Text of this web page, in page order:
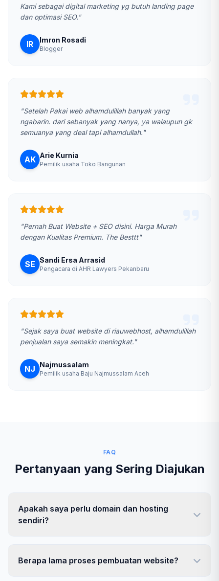
Kami sebagai digital marketing yg butuh landing page
dan optimasi SEO."
IR Imron Rosadi
Blogger
"Setelah Pakai web alhamdulillah banyak yang
ngabarin. dari sebanyak yang nanya, ya walaupun gk
semuanya yang deal tapi alhamdullah."
AK Arie Kurnia
Pemilik usaha Toko Bangunan
"Pernah Buat Website + SEO disini. Harga Murah
dengan Kualitas Premium. The Besttt"
SE Sandi Ersa Arrasid
Pengacara di AHR Lawyers Pekanbaru
"Sejak saya buat website di riauwebhost, alhamdulillah
penjualan saya semakin meningkat."
NJ Najmussalam
Pemilik usaha Baju Najmussalam Aceh
FAQ
Pertanyaan yang Sering Diajukan
Apakah saya perlu domain dan hosting
sendiri?
Berapa lama proses pembuatan website?